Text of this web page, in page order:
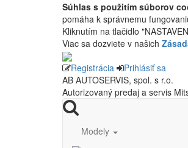
Súhlas s použitím súborov
pomáha k správnemu
Kliknutím na tlačidlo
Viac sa dozviete v našich
Registrácia
Prihlásiť sa
AB AUTOSERVIS, spol. s r.o.
Autorizovaný predaj a servis
Modely